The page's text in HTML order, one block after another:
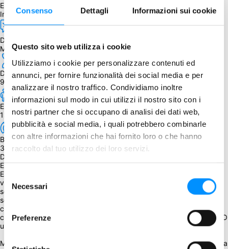
Consenso Dettagli Informazioni sui cookie
Questo sito web utilizza i cookie
Utilizziamo i cookie per personalizzare contenuti ed
annunci, per fornire funzionalità dei social media e per
analizzare il nostro traffico. Condividiamo inoltre
informazioni sul modo in cui utilizzi il nostro sito con i
nostri partner che si occupano di analisi dei dati web,
pubblicità e social media, i quali potrebbero combinarle
con altre informazioni che hai fornito loro o che hanno
raccolto dal tuo utilizzo dei loro servizi.
Selezione
del
consenso
Necessari
Preferenze
Edizione
Inglese
Dipendenza dalla lingua
Moderata
Durata
90 min.
Età
13+
BGG Weight
3.68
Descrizione
Entra nell'Arena! Mage Wars è ambientato nel magico mondo di
Etheria, un luogo in cui dei e mortali sono in costante lotta. I conflitti
vengono risolti nell'arena ed è qui che i Maghi dimostrano quali
scuole di magia regnano sovrane! Come sarebbe per i Maghi di
scuole e filosofie di magia molto diverse riunirsi in un'arena e
combattere fino alla morte? Come si batterebbe un Illusionista
contro un Druido? O uno Stregone contro un Maestro delle Bestie? O
una Sacerdotessa contro un Mago?
Mage Wars Arena è un gioco da tavolo tattico, una combinazione tra